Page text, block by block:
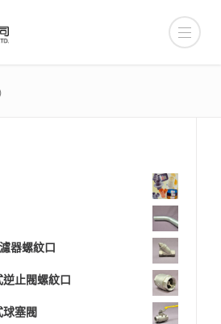
器螺紋口
止閥螺紋口
塞閥